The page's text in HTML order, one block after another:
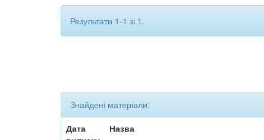
Результати 1-1 зі 1.
Знайдені матеріали:
Дата
Назва